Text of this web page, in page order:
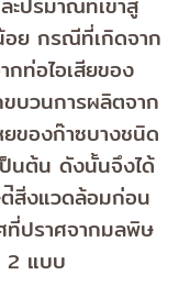
ย กรณีที่เกิดจาก
ท่อไอเสียของ
บวนการผลิตจาก
ยของก๊าซบางชนิด
ป็นต้น ดังนั้นจึงได้
สิ่งแวดล้อมก่อน
ที่ปราศจากมลพิษ
2 แบบ